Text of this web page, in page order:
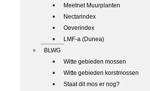
Meetnet Muurplanten
Nectarindex
Oeverindex
LMF-a (Dunea)
BLWG
Witte gebieden mossen
Witte gebieden korstmossen
Staat dit mos er nog?